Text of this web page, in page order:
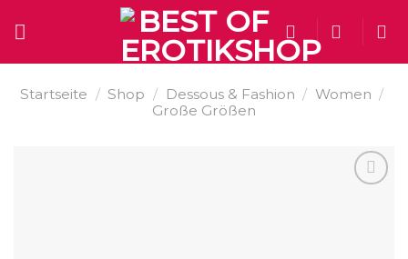
Startseite / Shop / Dessous & Fashion / Women /
Große Größen